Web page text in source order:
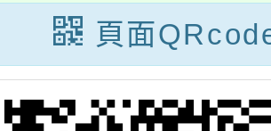
前重
課程
案，
頁面